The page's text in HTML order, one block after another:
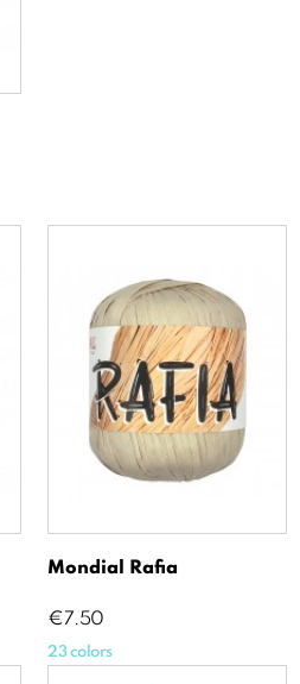
Mondial Rafia
Price
€7.50
23 colors